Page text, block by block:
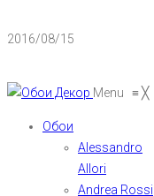
2016/08/15
Menu ≡╳
Обои
Alessandro
Allori
Andrea Rossi